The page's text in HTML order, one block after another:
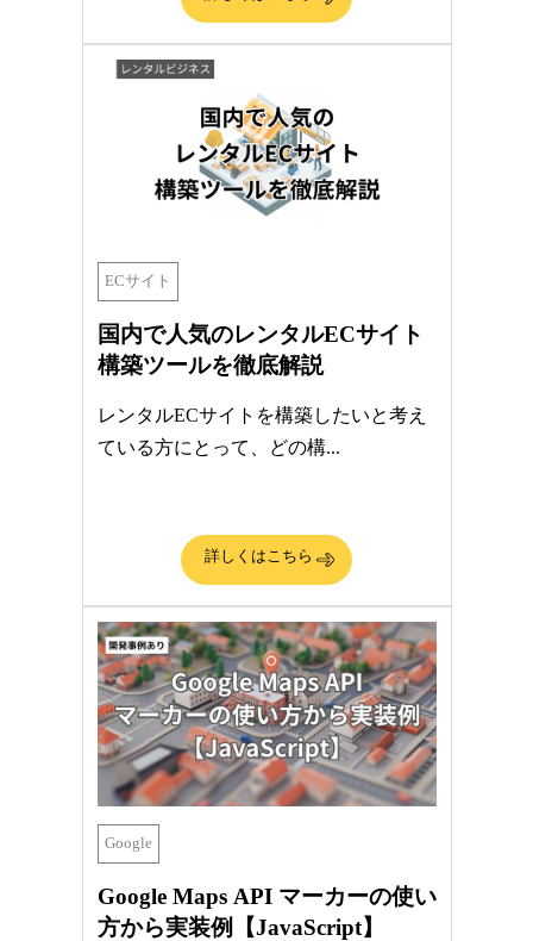
ECサイト
国内で人気のレンタルECサイト
構築ツールを徹底解説
レンタルECサイトを構築したいと考え
ている方にとって、どの構...
詳しくはこちら
Google
Google Maps API マーカーの使い
方から実装例【JavaScript】